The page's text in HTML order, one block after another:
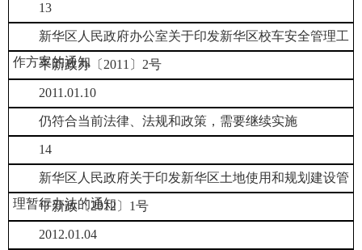
13
新华区人民政府办公室关于印发新华区校车安全管理工
作方案的通知
平新政办〔2011〕2号
2011.01.10
仍符合当前法律、法规和政策，需要继续实施
14
新华区人民政府关于印发新华区土地使用和规划建设管
理暂行办法的通知
平新政〔2012〕1号
2012.01.04